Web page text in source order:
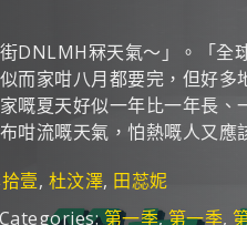
DNLMH冧天氣～」。「全
而家咁八月都要完，但好多
嘅夏天好似一年比一年長、
咁流嘅天氣，怕熱嘅人又應
壹, 杜汶澤, 田蕊妮
第一季,第一季,